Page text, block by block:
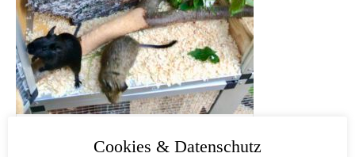
Cookies & Datenschutz